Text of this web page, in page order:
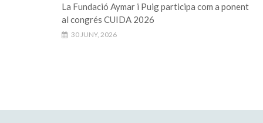
La Fundació Aymar i Puig participa com a ponent
al congrés CUIDA 2026
30 JUNY, 2026